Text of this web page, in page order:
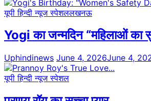
यूपी हिन्दी न्यूज स्पेशललखनऊ
Yogi का जन्मदिन “महिलाओं का
Uphindinews June 4, 2026June 4,
यूपी हिन्दी न्यूज स्पेशल